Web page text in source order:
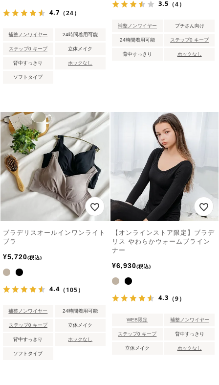
4.7 （24）
補整ノンワイヤー 24時間着用可能
ステップ0 キープ 立体メイク
背中すっきり ホックなし
ソフトタイプ
3.5 （4）
補整ノンワイヤー プチさん向け
24時間着用可能 ステップ0 キープ
背中すっきり ホックなし
ブラデリスオールインワンライト
ブラ
¥5,720 税込
4.4（105）
補整ノンワイヤー 24時間着用可能
ステップ0 キープ 立体メイク
背中すっきり ホックなし
ソフトタイプ
【オンラインストア限定】ブラデ
リス やわらかウォームブライン
ナー
¥6,930 税込
4.3 （9）
WEB限定 補整ノンワイヤー
ステップ0 キープ 背中すっきり
立体メイク ホックなし